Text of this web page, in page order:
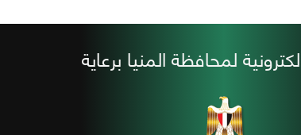
لمحافظة المنيا برعاية